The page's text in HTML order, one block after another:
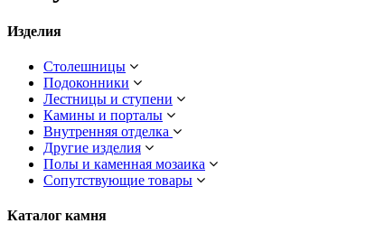
Изделия
Столешницы
Подоконники
Лестницы и ступени
Камины и порталы
Внутренняя отделка
Другие изделия
Полы и каменная мозаика
Сопутствующие товары
Каталог камня